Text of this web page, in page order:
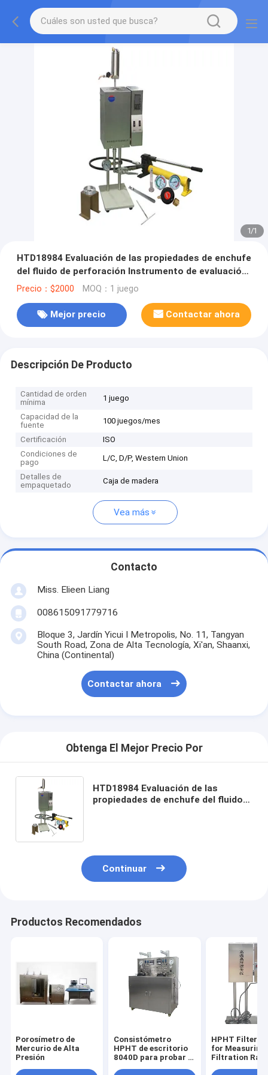
1/1
HTD18984 Evaluación de las propiedades de enchufe
del fluido de perforación Instrumento de evaluación
del fluido de perforación
Precio：$2000 MOQ：1 juego
Mejor precio Contactar ahora
Descripción De Producto
Cantidad de orden
mínima
1 juego
Capacidad de la
fuente
100 juegos/mes
Certificación
ISO
Condiciones de
pago
L/C, D/P, Western Union
Detalles de
empaquetado
Caja de madera
Vea más
Contacto
Miss. Elieen Liang
008615091779716
Bloque 3, Jardín Yicui I Metropolis, No. 11, Tangyan
South Road, Zona de Alta Tecnología, Xi'an, Shaanxi,
China (Continental)
Contactar ahora
Obtenga El Mejor Precio Por
HTD18984 Evaluación de las
propiedades de enchufe del fluido
Continuar
Productos Recomendados
Porosímetro de
Mercurio de Alta
Presión
Consistómetro
HPHT de escritorio
8040D para probar el
HPHT Filter
for Measuring
Filtration